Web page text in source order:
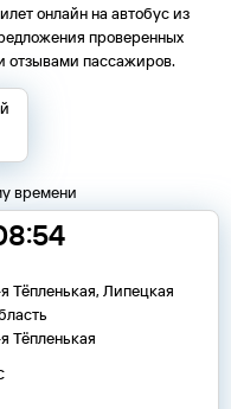
онлайн на автобус из
проверенных
отзывами пассажиров.
времени
я Тёпленькая, Липецкая
Тёпленькая